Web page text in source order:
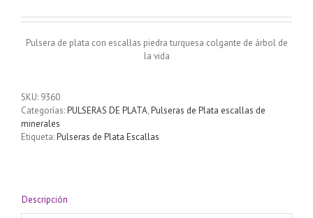
Pulsera de plata con escallas piedra turquesa colgante de árbol de
la vida
SKU: 9360
Categorías:PULSERAS DE PLATA,Pulseras de Plata escallas de
minerales
Etiqueta:Pulseras de Plata Escallas
Descripción